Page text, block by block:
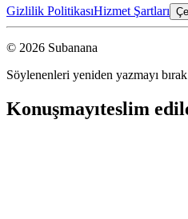
Gizlilik PolitikasıHizmet Şartları
© 2026 Subanana
Söylenenleri yeniden yazmayı
Konuşmayıteslim